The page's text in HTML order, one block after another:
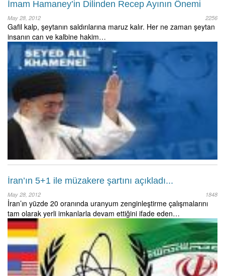
İmam Hamaney’in Dilinden Recep Ayının Önemi
May 28, 2012 2256
Gafil kalp, şeytanın saldırılarına maruz kalır. Her ne zaman şeytan
insanın can ve kalbine hakim…
İran’ın 5+1 ile müzakere şartını açıkladı...
May 28, 2012 1848
İran’ın yüzde 20 oranında uranyum zenginleştirme çalışmalarını
tam olarak yerli imkanlarla devam ettiğini ifade eden…